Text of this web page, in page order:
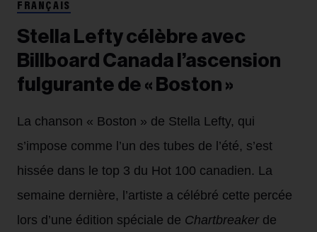
FRANÇAIS
Stella Lefty célèbre avec
Billboard Canada l’ascension
fulgurante de « Boston »
La chanson « Boston » de Stella Lefty, qui
s’impose comme l’un des tubes de l’été, s’est
hissée dans le top 3 du Hot 100 canadien. La
semaine dernière, l’artiste a célébré cette percée
lors d’une édition spéciale de Chartbreaker de